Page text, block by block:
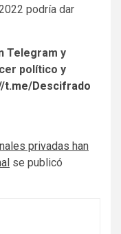
podría dar
Telegram y
político y
t.me/Descifrado
privadas han
se publicó